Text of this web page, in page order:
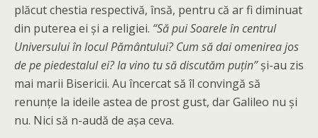
plăcut chestia respectivă, însă, pentru că ar fi diminuat
din puterea ei și a religiei. “Să pui Soarele în centrul
Universului în locul Pământului? Cum să dai omenirea jos
de pe piedestalul ei? Ia vino tu să discutăm puțin”și-au zis
mai marii Bisericii. Au încercat să îl convingă să
renunțe la ideile astea de prost gust, dar Galileo nu și
nu. Nici să n-audă de așa ceva.